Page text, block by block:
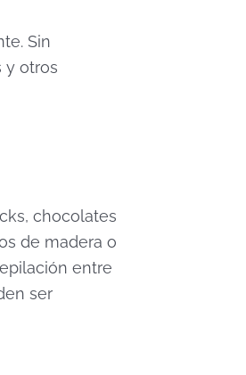
Sin
y otros
chocolates
de madera o
entre
ser